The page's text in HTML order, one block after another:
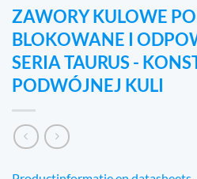
ZAWORY KULOWE
BLOKOWANE I
SERIA TAURUS -
PODWÓJNEJ KULI